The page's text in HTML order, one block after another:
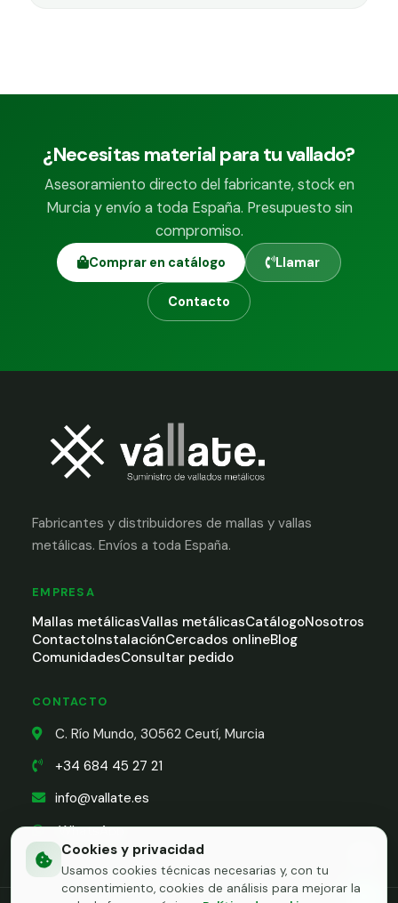
Cookies y privacidad
Usamos cookies técnicas necesarias y, con tu
consentimiento, cookies de análisis para mejorar la
¿Necesitas material para tu vallado?
Asesoramiento directo del fabricante, stock en
Murcia y envío a toda España. Presupuesto sin
compromiso.
Comprar en catálogo Llamar
Contacto
Fabricantes y distribuidores de mallas y vallas
metálicas. Envíos a toda España.
EMPRESA
Mallas metálicasVallas metálicasCatálogoNosotros
ContactoInstalaciónCercados onlineBlog
ComunidadesConsultar pedido
CONTACTO
C. Río Mundo, 30562 Ceutí, Murcia
+34 684 45 27 21
info@vallate.es
WhatsApp